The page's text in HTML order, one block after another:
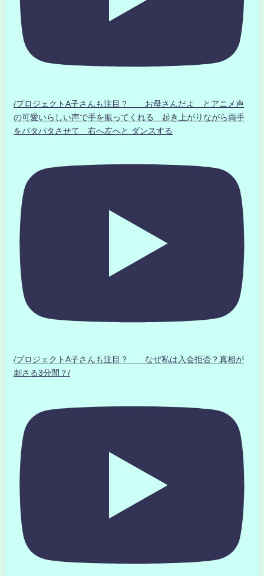
/プロジェクトA子さんも注目？ お母さんだよ とアニメ声
の可愛いらしい声で手を振ってくれる 起き上がりながら両手
をパタパタさせて 右へ左へと ダンスする
/プロジェクトA子さんも注目？ なぜ私は入会拒否？真相が
刺さる3分間？/